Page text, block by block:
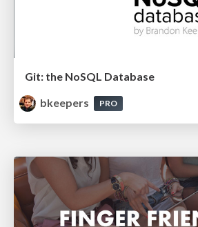
Git: the NoSQL Database
bkeepers
PRO